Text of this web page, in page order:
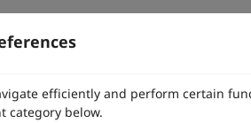
efficiently and perform certain
category below.